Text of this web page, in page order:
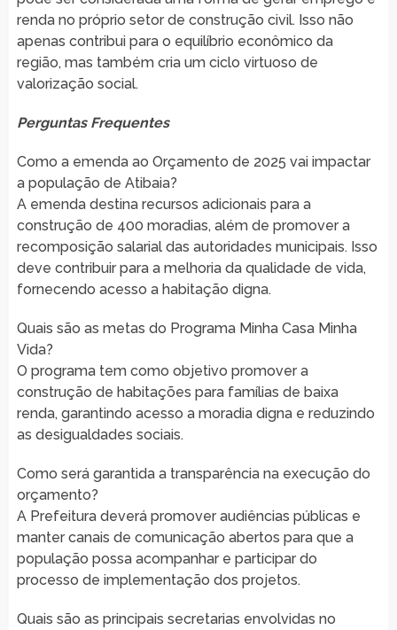
renda no próprio setor de construção civil. Isso não
apenas contribui para o equilíbrio econômico da
região, mas também cria um ciclo virtuoso de
valorização social.
Perguntas Frequentes
Como a emenda ao Orçamento de 2025 vai impactar
a população de Atibaia?
A emenda destina recursos adicionais para a
construção de 400 moradias, além de promover a
recomposição salarial das autoridades municipais. Isso
deve contribuir para a melhoria da qualidade de vida,
fornecendo acesso a habitação digna.
Quais são as metas do Programa Minha Casa Minha
Vida?
O programa tem como objetivo promover a
construção de habitações para famílias de baixa
renda, garantindo acesso a moradia digna e reduzindo
as desigualdades sociais.
Como será garantida a transparência na execução do
orçamento?
A Prefeitura deverá promover audiências públicas e
manter canais de comunicação abertos para que a
população possa acompanhar e participar do
processo de implementação dos projetos.
Quais são as principais secretarias envolvidas no